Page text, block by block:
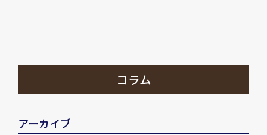
コラム
アーカイブ